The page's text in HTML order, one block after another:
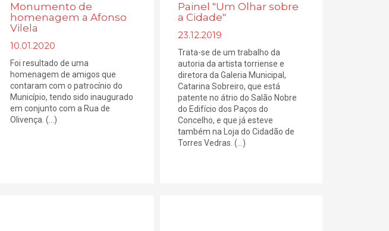
Monumento de
homenagem a Afonso
Vilela
10.01.2020
Foi resultado de uma
homenagem de amigos que
contaram com o patrocínio do
Município, tendo sido inaugurado
em conjunto com a Rua de
Olivença. (...)
Painel "Um Olhar sobre
a Cidade"
23.12.2019
Trata-se de um trabalho da
autoria da artista torriense e
diretora da Galeria Municipal,
Catarina Sobreiro, que está
patente no átrio do Salão Nobre
do Edifício dos Paços do
Concelho, e que já esteve
também na Loja do Cidadão de
Torres Vedras. (...)